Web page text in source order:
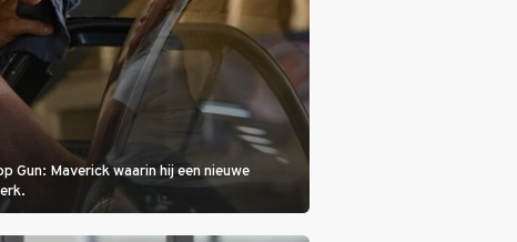
Maverick waarin hij een nieuwe